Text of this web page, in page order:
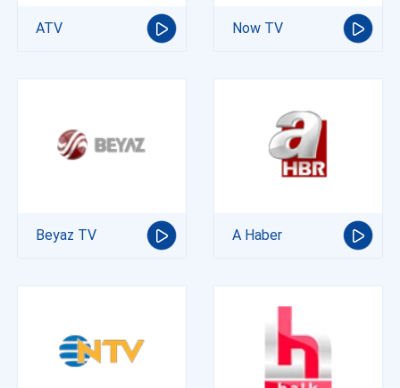
ATV Now TV
Beyaz TV A Haber